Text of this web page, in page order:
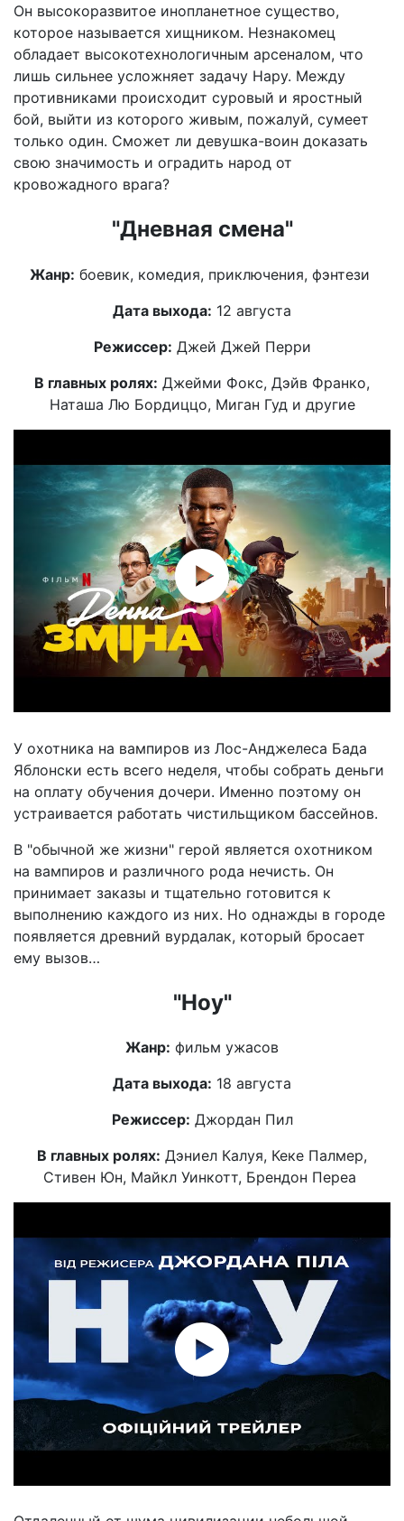
Он высокоразвитое инопланетное существо,
которое называется хищником. Незнакомец
обладает высокотехнологичным арсеналом, что
лишь сильнее усложняет задачу Нару. Между
противниками происходит суровый и яростный
бой, выйти из которого живым, пожалуй, сумеет
только один. Сможет ли девушка-воин доказать
свою значимость и оградить народ от
кровожадного врага?
"Дневная смена"
Жанр: боевик, комедия, приключения, фэнтези
Дата выхода: 12 августа
Режиссер: Джей Джей Перри
В главных ролях: Джейми Фокс, Дэйв Франко,
Наташа Лю Бордиццо, Миган Гуд и другие
У охотника на вампиров из Лос-Анджелеса Бада
Яблонски есть всего неделя, чтобы собрать деньги
на оплату обучения дочери. Именно поэтому он
устраивается работать чистильщиком бассейнов.
В "обычной же жизни" герой является охотником
на вампиров и различного рода нечисть. Он
принимает заказы и тщательно готовится к
выполнению каждого из них. Но однажды в городе
появляется древний вурдалак, который бросает
ему вызов…
"Ноу"
Жанр: фильм ужасов
Дата выхода: 18 августа
Режиссер: Джордан Пил
В главных ролях: Дэниел Калуя, Кеке Палмер,
Стивен Юн, Майкл Уинкотт, Брендон Переа